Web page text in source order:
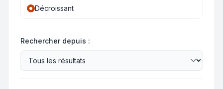
Décroissant
Rechercher depuis :